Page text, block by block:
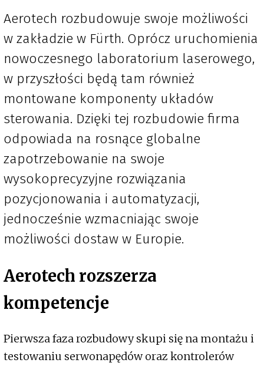
Aerotech rozbudowuje swoje możliwości
w zakładzie w Fürth. Oprócz uruchomienia
nowoczesnego laboratorium laserowego,
w przyszłości będą tam również
montowane komponenty układów
sterowania. Dzięki tej rozbudowie firma
odpowiada na rosnące globalne
zapotrzebowanie na swoje
wysokoprecyzyjne rozwiązania
pozycjonowania i automatyzacji,
jednocześnie wzmacniając swoje
możliwości dostaw w Europie.
Aerotech rozszerza
kompetencje
Pierwsza faza rozbudowy skupi się na montażu i
testowaniu serwonapędów oraz kontrolerów